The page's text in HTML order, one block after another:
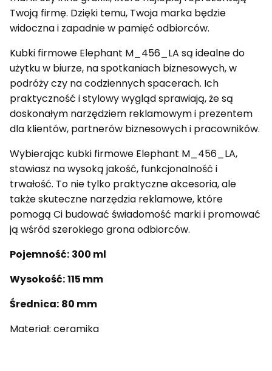
Twoją firmę. Dzięki temu, Twoja marka będzie
widoczna i zapadnie w pamięć odbiorców.
Kubki firmowe Elephant M_456_LA są idealne do
użytku w biurze, na spotkaniach biznesowych, w
podróży czy na codziennych spacerach. Ich
praktyczność i stylowy wygląd sprawiają, że są
doskonałym narzędziem reklamowym i prezentem
dla klientów, partnerów biznesowych i pracowników.
Wybierając kubki firmowe Elephant M_456_LA,
stawiasz na wysoką jakość, funkcjonalność i
trwałość. To nie tylko praktyczne akcesoria, ale
także skuteczne narzędzia reklamowe, które
pomogą Ci budować świadomość marki i promować
ją wśród szerokiego grona odbiorców.
Pojemność: 300 ml
Wysokość:115 mm
Średnica: 80 mm
Materiał: ceramika